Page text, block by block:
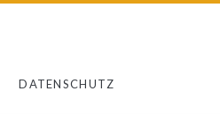
DATENSCHUTZ